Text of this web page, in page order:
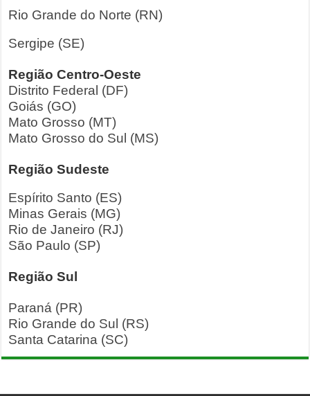
Rio Grande do Norte (RN)
Sergipe (SE)
Região Centro-Oeste
Distrito Federal (DF)
Goiás (GO)
Mato Grosso (MT)
Mato Grosso do Sul (MS)
Região Sudeste
Espírito Santo (ES)
Minas Gerais (MG)
Rio de Janeiro (RJ)
São Paulo (SP)
Região Sul
Paraná (PR)
Rio Grande do Sul (RS)
Santa Catarina (SC)